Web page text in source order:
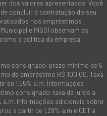
dos valores apresentados. Você
concluir a contratação do seu
nos empréstimos
e INSS) observam as
a política da empresa
consignado: prazo mínimo de 6
de empréstimo R$ 100,00. Taxa
de 1,55% a.m. Informações
consignado: taxa de juros a
a.m. Informações adicionais sobre
a partir de 1,29% a.m e CET a